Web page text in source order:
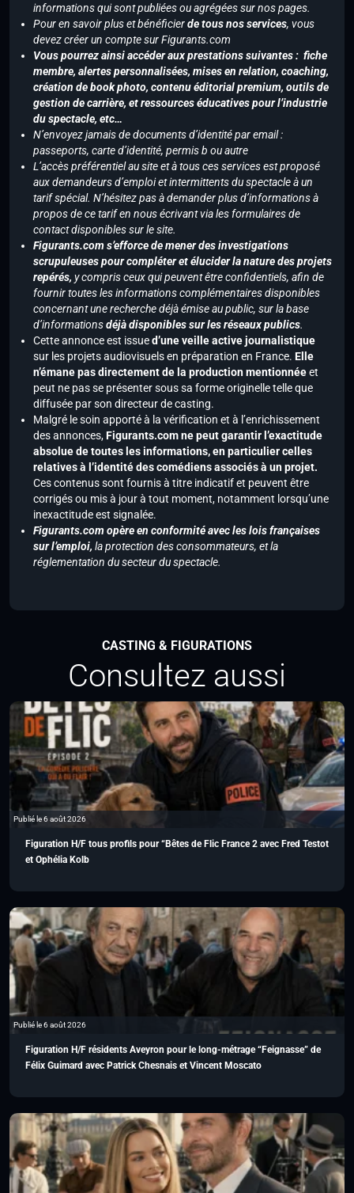
informations qui sont publiées ou agrégées sur nos pages.
Pour en savoir plus et bénéficierde tous nos services, vous
devez créer un compte sur Figurants.com
Vous pourrez ainsi accéder aux prestations suivantes : fiche
membre, alertes personnalisées, mises en relation, coaching,
création de book photo, contenu éditorial premium, outils de
gestion de carrière, et ressources éducatives pour l’industrie
du spectacle, etc…
N’envoyez jamais de documents d’identité par email :
passeports, carte d’identité, permis b ou autre
L’accès préférentiel au site et à tous ces services est proposé
aux demandeurs d’emploi et intermittents du spectacle à un
tarif spécial. N’hésitez pas à demander plus d’informations à
propos de ce tarif en nous écrivant via les formulaires de
contact disponibles sur le site.
Figurants.com s’efforce de mener des investigations
scrupuleuses pour compléter et élucider la nature des projets
repérés, y compris ceux qui peuvent être confidentiels, afin de
fournir toutes les informations complémentaires disponibles
concernant une recherche déjà émise au public, sur la base
d’informationsdéjà disponibles sur les réseaux publics.
Cette annonce est issued’une veille active journalistique
sur les projets audiovisuels en préparation en France. Elle
n’émane pas directement de la production mentionnéeet
peut ne pas se présenter sous sa forme originelle telle que
diffusée par son directeur de casting.
Malgré le soin apporté à la vérification et à l’enrichissement
des annonces,Figurants.com ne peut garantir l’exactitude
absolue de toutes les informations, en particulier celles
relatives à l’identité des comédiens associés à un projet.
Ces contenus sont fournis à titre indicatif et peuvent être
corrigés ou mis à jour à tout moment, notamment lorsqu’une
inexactitude est signalée.
Figurants.com opère en conformité avec les lois françaises
sur l’emploi, la protection des consommateurs, et la
réglementation du secteur du spectacle.
CASTING & FIGURATIONS
Consultez aussi
Publié le 6 août 2026
Figuration H/F tous profils pour “Bêtes de Flic France 2 avec Fred Testot
et Ophélia Kolb
Publié le 6 août 2026
Figuration H/F résidents Aveyron pour le long-métrage “Feignasse” de
Félix Guimard avec Patrick Chesnais et Vincent Moscato